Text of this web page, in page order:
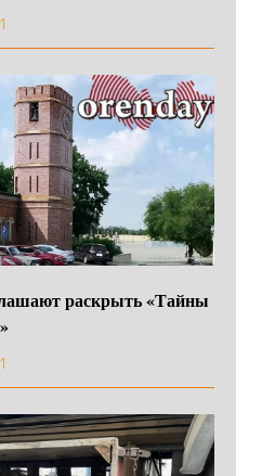
1
раскрыть «Тайны
1